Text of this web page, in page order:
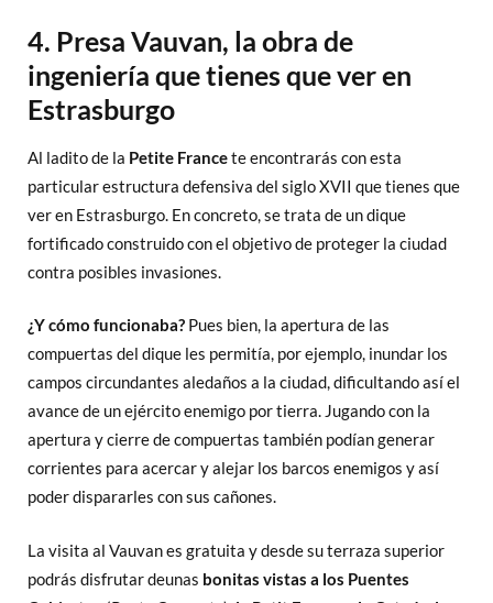
4. Presa Vauvan, la obra de
ingeniería que tienes que ver en
Estrasburgo
Al ladito de la Petite Francete encontrarás con esta
particular estructura defensiva del siglo XVII que tienes que
ver en Estrasburgo. En concreto, se trata de un dique
fortificado construido con el objetivo de proteger la ciudad
contra posibles invasiones.
¿Y cómo funcionaba? Pues bien, la apertura de las
compuertas del dique les permitía, por ejemplo, inundar los
campos circundantes aledaños a la ciudad, dificultando así el
avance de un ejército enemigo por tierra. Jugando con la
apertura y cierre de compuertas también podían generar
corrientes para acercar y alejar los barcos enemigos y así
poder dispararles con sus cañones.
La visita al Vauvan es gratuita y desde su terraza superior
podrás disfrutar deunas bonitas vistas a los Puentes